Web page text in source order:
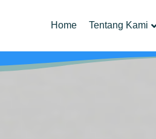
Home Tentang Kami